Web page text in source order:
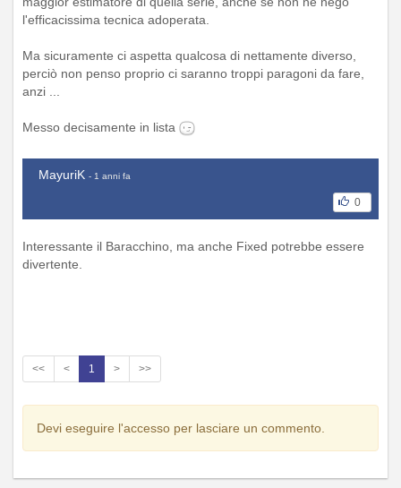
l'efficacissima tecnica adoperata.
Ma sicuramente ci aspetta qualcosa di nettamente diverso,
perciò non penso proprio ci saranno troppi paragoni da fare,
anzi ...
Messo decisamente in lista
MayuriK - 1 anni fa
0
Interessante il Baracchino, ma anche Fixed potrebbe essere
divertente.
<< < 1 > >>
Devi eseguire l'accesso per lasciare un commento.